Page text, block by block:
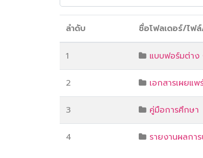
ลำดับ ชื่อโฟลเดอร์/ไฟ
1 แบบฟอร์มต่าง
2 เอกสารเผยแ
3 คู่มือการศึกษา
4 รายงานผลกา